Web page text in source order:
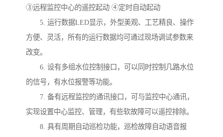
③远程监控中心的遥控起动 ④定时自动起动
5. 运行数据LED显示，外型美观、工艺精良、操作
方便、灵活，所有的运行数据均可通过现场调试参数来
改变。
6. 设有多组水位控制接口，可以同时控制几路水位
的信号，有水位报警等功能。
7. 备有远程监控的通讯接口，可与监控中心通讯，
实现设置中心监控、管理，有些软故障可以遥控排除。
8. 具有周期自动巡检功能，巡检故障自动语音报